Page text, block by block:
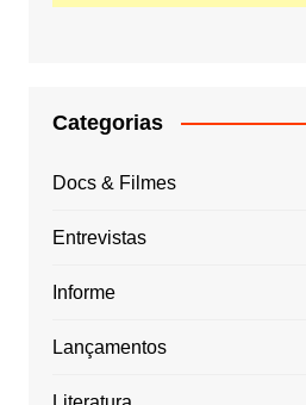
Categorias
Docs & Filmes
Entrevistas
Informe
Lançamentos